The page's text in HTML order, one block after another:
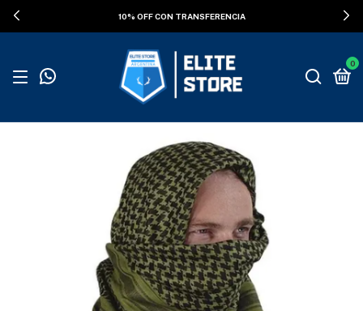
ENVÍOS GRATIS SUPERANDO LOS $100.000
0